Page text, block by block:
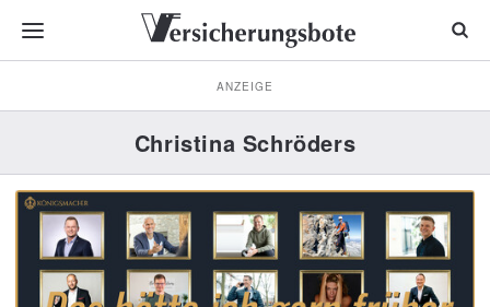
ANZEIGE
Christina Schröders